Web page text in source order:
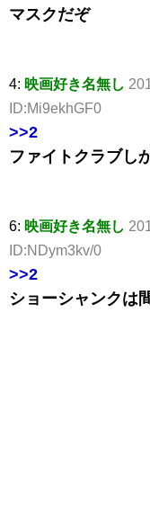
マスクだぞ
4: 映画好き名無し
ID:Mi9ekhGF0
>>2
ファイトクラブし
6: 映画好き名無し
ID:NDym3kv/0
>>2
ショーシャンクは